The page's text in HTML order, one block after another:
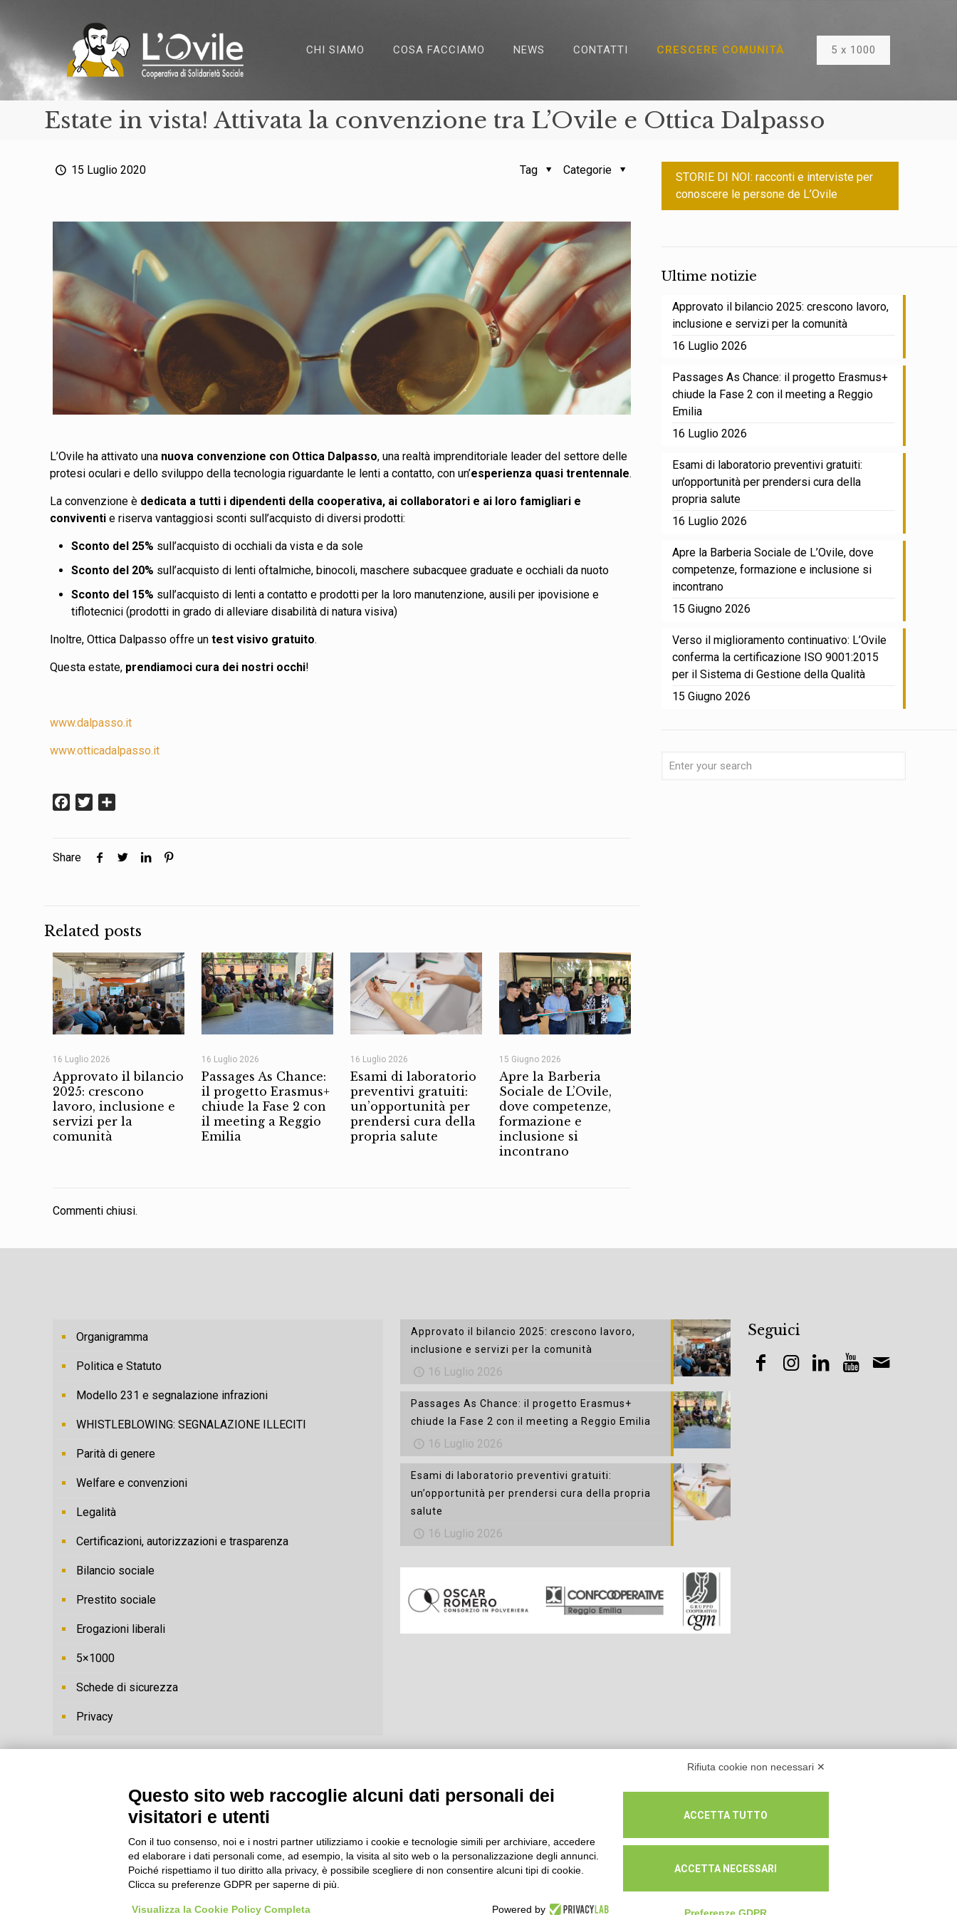
CHI SIAMO COSA FACCIAMO NEWS CONTATTI CRESCERE COMUNITÀ 5 x 1000
Estate in vista! Attivata la convenzione tra L’Ovile e Ottica Dalpasso
15 Luglio 2020 Categorie
Tag
L’Ovile ha attivato una nuova convenzione con Ottica Dalpasso, una realtà imprenditoriale leader del settore delle
protesi oculari e dello sviluppo della tecnologia riguardante le lenti a contatto, con un’esperienza quasi trentennale.
La convenzione è dedicata a tutti i dipendenti della cooperativa, ai collaboratori e ai loro famigliari e
conviventi e riserva vantaggiosi sconti sull’acquisto di diversi prodotti:
Sconto del 25% sull’acquisto di occhiali da vista e da sole
Sconto del 20% sull’acquisto di lenti oftalmiche, binocoli, maschere subacquee graduate e occhiali da nuoto
Sconto del 15% sull’acquisto di lenti a contatto e prodotti per la loro manutenzione, ausili per ipovisione e
tiflotecnici (prodotti in grado di alleviare disabilità di natura visiva)
Inoltre, Ottica Dalpasso offre untest visivo gratuito.
Questa estate, prendiamoci cura dei nostri occhi!
www.dalpasso.it
www.otticadalpasso.it
Facebook
Twitter
Share
Related posts
16 Luglio 2026
Approvato il bilancio
2025: crescono
lavoro, inclusione e
servizi per la
comunità
16 Luglio 2026
Passages As Chance:
il progetto Erasmus+
chiude la Fase 2 con
il meeting a Reggio
Emilia
16 Luglio 2026
Esami di laboratorio
preventivi gratuiti:
un’opportunità per
prendersi cura della
propria salute
15 Giugno 2026
Apre la Barberia
Sociale de L’Ovile,
dove competenze,
formazione e
inclusione si
incontrano
Commenti chiusi.
STORIE DI NOI: racconti e interviste per
conoscere le persone de L’Ovile
Ultime notizie
Approvato il bilancio 2025: crescono lavoro,
inclusione e servizi per la comunità
16 Luglio 2026
Passages As Chance: il progetto Erasmus+
chiude la Fase 2 con il meeting a Reggio
Emilia
16 Luglio 2026
Esami di laboratorio preventivi gratuiti:
un’opportunità per prendersi cura della
propria salute
16 Luglio 2026
Apre la Barberia Sociale de L’Ovile, dove
competenze, formazione e inclusione si
incontrano
15 Giugno 2026
Verso il miglioramento continuativo: L’Ovile
conferma la certificazione ISO 9001:2015
per il Sistema di Gestione della Qualità
15 Giugno 2026
Organigramma
Politica e Statuto
Modello 231 e segnalazione infrazioni
WHISTLEBLOWING: SEGNALAZIONE ILLECITI
Parità di genere
Welfare e convenzioni
Legalità
Certificazioni, autorizzazioni e trasparenza
Bilancio sociale
Prestito sociale
Erogazioni liberali
5×1000
Schede di sicurezza
Privacy
Approvato il bilancio 2025: crescono lavoro,
inclusione e servizi per la comunità
16 Luglio 2026
Passages As Chance: il progetto Erasmus+
chiude la Fase 2 con il meeting a Reggio Emilia
16 Luglio 2026
Esami di laboratorio preventivi gratuiti:
un’opportunità per prendersi cura della propria
salute
16 Luglio 2026
Seguici
Rifiuta cookie non necessari ✕
Questo sito web raccoglie alcuni dati personali dei
visitatori e utenti
Con il tuo consenso, noi e i nostri partner utilizziamo i cookie e tecnologie simili per archiviare, accedere
ed elaborare i dati personali come, ad esempio, la visita al sito web o la personalizzazione degli annunci.
Poiché rispettiamo il tuo diritto alla privacy, è possibile scegliere di non consentire alcuni tipi di cookie.
Clicca su preferenze GDPR per saperne di più.
Visualizza la Cookie Policy Completa Powered by
ACCETTA TUTTO
ACCETTA NECESSARI